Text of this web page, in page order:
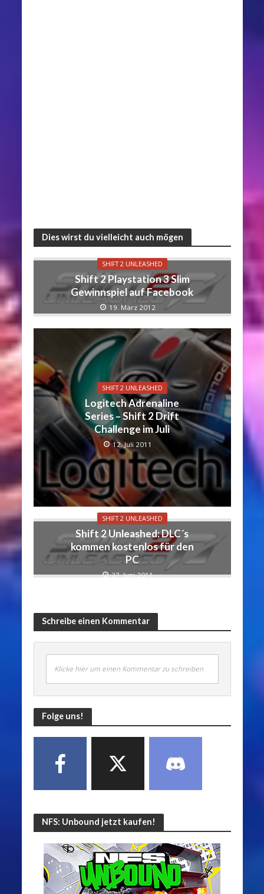
Dies wirst du vielleicht auch mögen
SHIFT 2 UNLEASHED
Shift 2 Playstation 3 Slim
Gewinnspiel auf Facebook
19. März 2012
SHIFT 2 UNLEASHED
Logitech Adrenaline
Series – Shift 2 Drift
Challenge im Juli
12. Juli 2011
SHIFT 2 UNLEASHED
Shift 2 Unleashed: DLC´s
kommen kostenlos für den
PC
27. Juni 2011
Schreibe einen Kommentar
Klicke hier um einen Kommentar zu schreiben
Folge uns!
NFS: Unbound jetzt kaufen!